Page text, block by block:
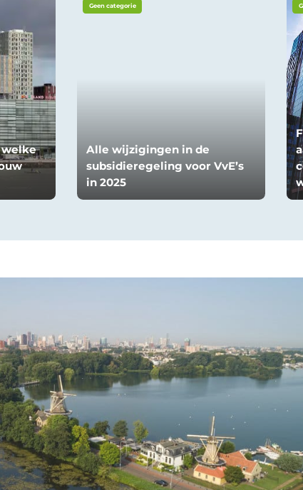
welke
Geen categorie
Alle wijzigingen in de
subsidieregeling voor VvE’s
in 2025